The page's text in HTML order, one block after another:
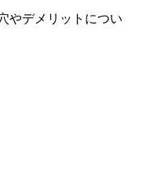
やデメリットについ